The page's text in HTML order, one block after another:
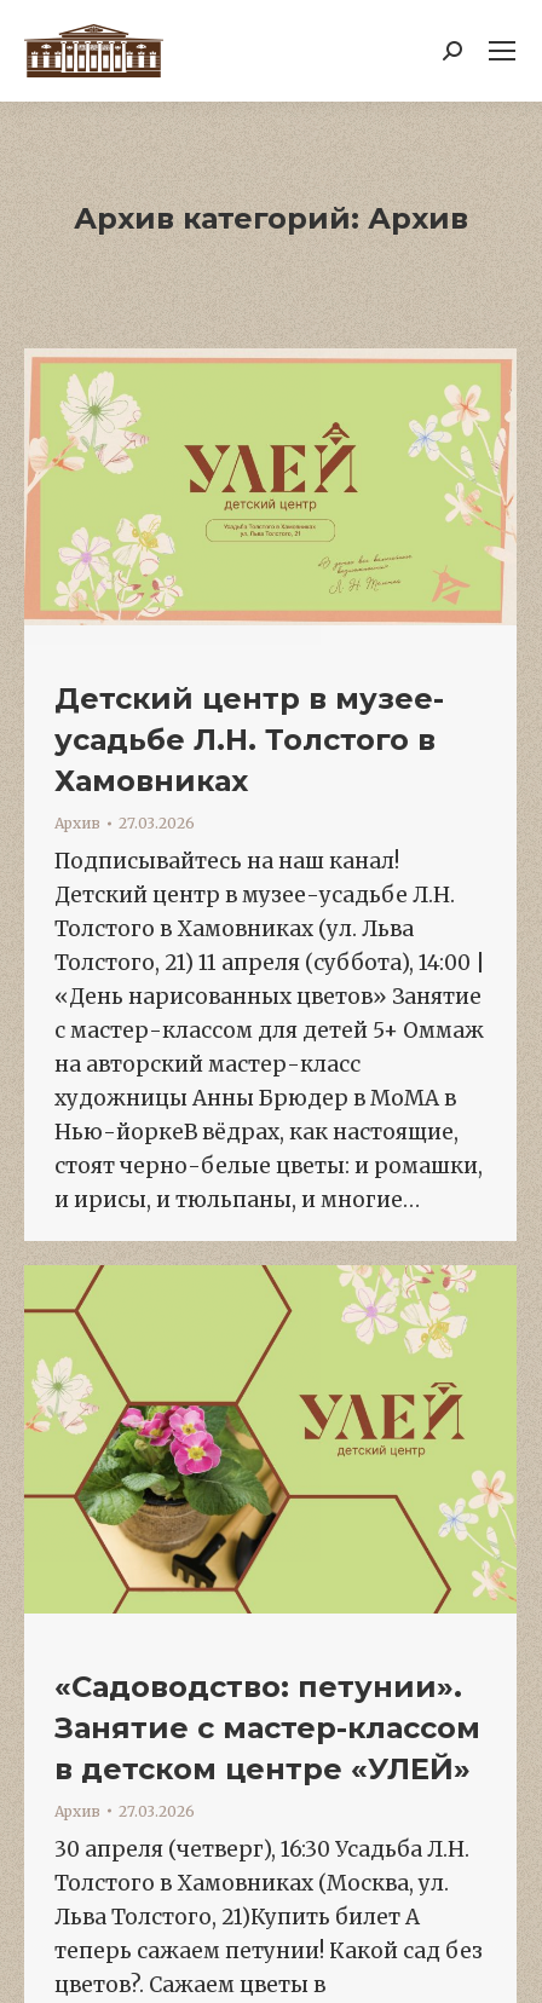
Поиск:
Архив категорий: Архив
Детский центр в музее-
усадьбе Л.Н. Толстого в
Хамовниках
Архив 27.03.2026
Подписывайтесь на наш канал!
Детский центр в музее-усадьбе Л.Н.
Толстого в Хамовниках (ул. Льва
Толстого, 21) 11 апреля (суббота), 14:00 |
«День нарисованных цветов» Занятие
с мастер-классом для детей 5+ Оммаж
на авторский мастер-класс
художницы Анны Брюдер в МоМА в
Нью-йоркеВ вёдрах, как настоящие,
стоят черно-белые цветы: и ромашки,
и ирисы, и тюльпаны, и многие…
«Садоводство: петунии».
Занятие с мастер-классом
в детском центре «УЛЕЙ»
Архив 27.03.2026
30 апреля (четверг), 16:30 Усадьба Л.Н.
Толстого в Хамовниках (Москва, ул.
Льва Толстого, 21)Купить билет А
теперь сажаем петунии! Какой сад без
цветов?. Сажаем цветы в